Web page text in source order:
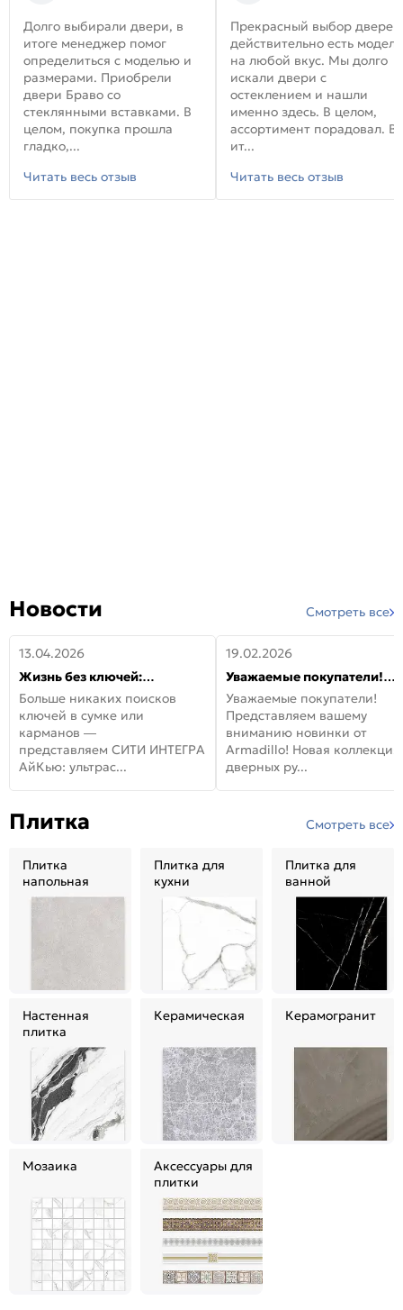
Долго выбирали двери, в
итоге менеджер помог
определиться с моделью и
размерами. Приобрели
двери Браво со
стеклянными вставками. В
целом, покупка прошла
гладко,...
Читать весь отзыв
Прекрасный выбор
действительно есть модели
на любой вкус. Мы долго
искали двери с
остеклением и нашли
именно здесь. В целом,
ассортимент порадовал. В
ит...
Читать весь отзыв
Новости Смотреть все
13.04.2026
Жизнь без ключей:
встречайте новую дверь
СИТИ ИНТЕГРА АйКью!
Больше никаких поисков
ключей в сумке или
карманов —
представляем СИТИ ИНТЕГРА
АйКью: ультрас...
19.02.2026
Уважаемые покупатели!
Представляем вашему
вниманию новинки от
Armadillo!
Уважаемые покупатели!
Представляем вашему
вниманию новинки от
Armadillo! Новая коллекция
дверных ру...
Плитка Смотреть все
Плитка
напольная
Плитка для
кухни
Плитка для
ванной
Настенная
плитка
Керамическая Керамогранит
Мозаика
Аксессуары для
плитки